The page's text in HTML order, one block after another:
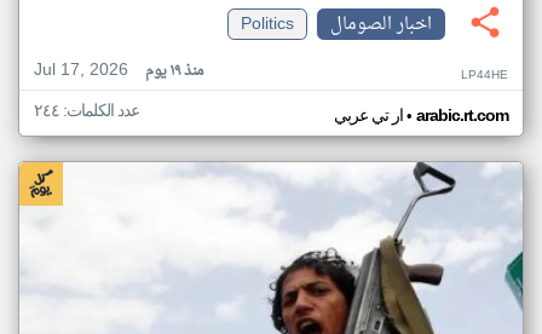
اخبار الصومال
Politics
Jul 17, 2026
منذ ١٩ يوم LP44HE
ار تي عربي• arabic.rt.com عدد الكلمات: ٢٤٤